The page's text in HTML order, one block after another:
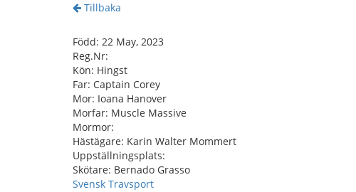
Tillbaka
Född: 22 May, 2023
Reg.Nr:
Kön: Hingst
Far: Captain Corey
Mor: Ioana Hanover
Morfar: Muscle Massive
Mormor:
Hästägare: Karin Walter Mommert
Uppställningsplats:
Skötare: Bernado Grasso
Svensk Travsport